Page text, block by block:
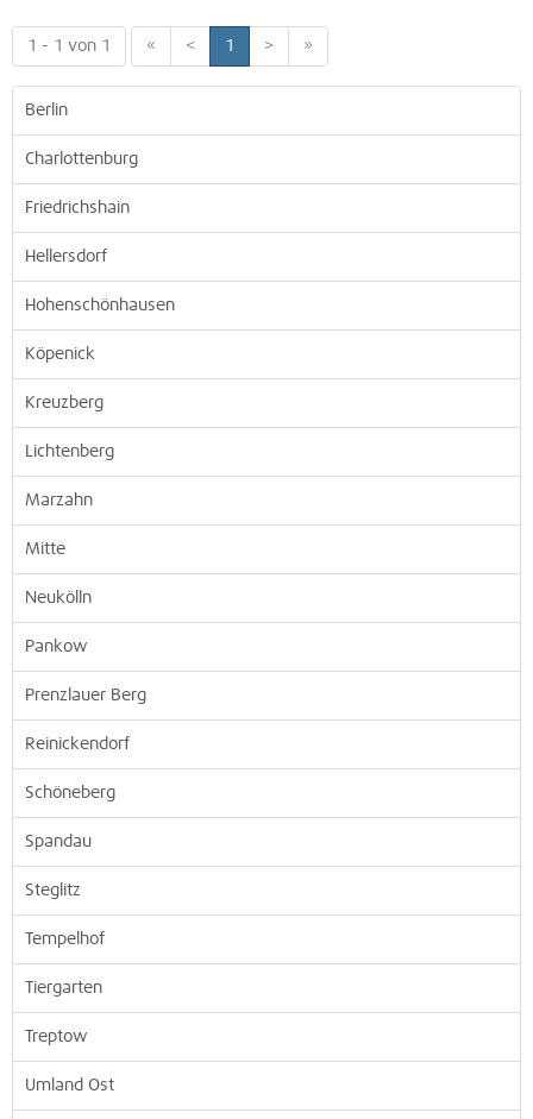
1 - 1 von 1 « < 1 > »
Berlin
Charlottenburg
Friedrichshain
Hellersdorf
Hohenschönhausen
Köpenick
Kreuzberg
Lichtenberg
Marzahn
Mitte
Neukölln
Pankow
Prenzlauer Berg
Reinickendorf
Schöneberg
Spandau
Steglitz
Tempelhof
Tiergarten
Treptow
Umland Ost